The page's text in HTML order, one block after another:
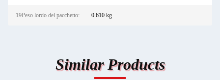
19Peso lordo del pacchetto: 0.610 kg
Similar Products